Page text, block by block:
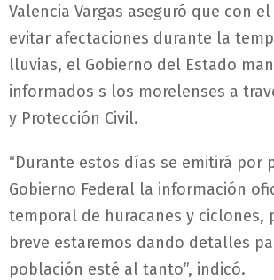
Valencia Vargas aseguró que con
evitar afectaciones durante la
lluvias, el Gobierno del Estado
informados s los morelenses a
y Protección Civil.
“Durante estos días se emitirá por
Gobierno Federal la información
temporal de huracanes y ciclones,
breve estaremos dando detalles
población esté al tanto”, indicó.